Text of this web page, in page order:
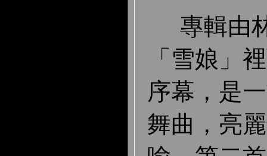
專輯由
「雪娘」
序幕，是
舞曲，亮